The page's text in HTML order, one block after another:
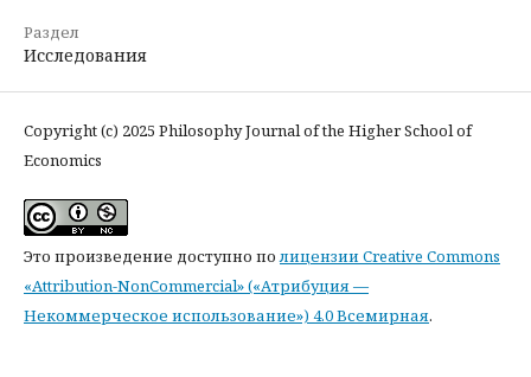
Раздел
Исследования
Copyright (c) 2025 Philosophy Journal of the Higher School of
Economics
Это произведение доступно полицензии Creative Commons
«Attribution-NonCommercial» («Атрибуция —
Некоммерческое использование») 4.0 Всемирная.